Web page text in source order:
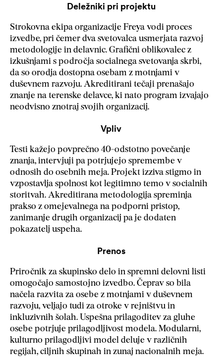
Deležniki pri projektu
Strokovna ekipa organizacije Freya vodi proces
izvedbe, pri čemer dva svetovalca usmerjata razvoj
metodologije in delavnic. Grafični oblikovalec z
izkušnjami s področja socialnega svetovanja skrbi,
da so orodja dostopna osebam z motnjami v
duševnem razvoju. Akreditirani tečaji prenašajo
znanje na terenske delavce, ki nato program izvajajo
neodvisno znotraj svojih organizacij.
Vpliv
Testi kažejo povprečno 40-odstotno povečanje
znanja, intervjuji pa potrjujejo spremembe v
odnosih do osebnih meja. Projekt izziva stigmo in
vzpostavlja spolnost kot legitimno temo v socialnih
storitvah. Akreditirana metodologija spreminja
prakso z omejevalnega na podporni pristop,
zanimanje drugih organizacij pa je dodaten
pokazatelj uspeha.
Prenos
Priročnik za skupinsko delo in spremni delovni listi
omogočajo samostojno izvedbo. Čeprav so bila
načela razvita za osebe z motnjami v duševnem
razvoju, veljajo tudi za otroke v rejništvu in
inkluzivnih šolah. Uspešna prilagoditev za gluhe
osebe potrjuje prilagodljivost modela. Modularni,
kulturno prilagodljivi model deluje v različnih
regijah, ciljnih skupinah in zunaj nacionalnih meja.